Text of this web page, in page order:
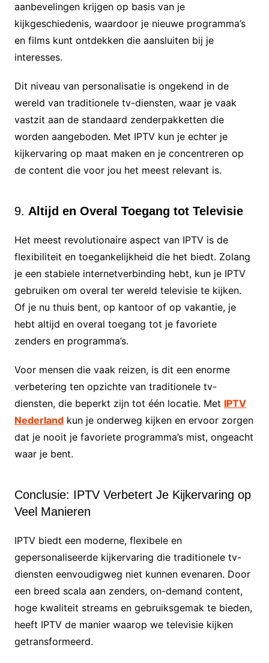
aanbevelingen krijgen op basis van je
kijkgeschiedenis, waardoor je nieuwe programma’s
en films kunt ontdekken die aansluiten bij je
interesses.
Dit niveau van personalisatie is ongekend in de
wereld van traditionele tv-diensten, waar je vaak
vastzit aan de standaard zenderpakketten die
worden aangeboden. Met IPTV kun je echter je
kijkervaring op maat maken en je concentreren op
de content die voor jou het meest relevant is.
9. Altijd en Overal Toegang tot Televisie
Het meest revolutionaire aspect van IPTV is de
flexibiliteit en toegankelijkheid die het biedt. Zolang
je een stabiele internetverbinding hebt, kun je IPTV
gebruiken om overal ter wereld televisie te kijken.
Of je nu thuis bent, op kantoor of op vakantie, je
hebt altijd en overal toegang tot je favoriete
zenders en programma’s.
Voor mensen die vaak reizen, is dit een enorme
verbetering ten opzichte van traditionele tv-
diensten, die beperkt zijn tot één locatie. Met IPTV
Nederlandkun je onderweg kijken en ervoor zorgen
dat je nooit je favoriete programma’s mist, ongeacht
waar je bent.
Conclusie: IPTV Verbetert Je Kijkervaring op
Veel Manieren
IPTV biedt een moderne, flexibele en
gepersonaliseerde kijkervaring die traditionele tv-
diensten eenvoudigweg niet kunnen evenaren. Door
een breed scala aan zenders, on-demand content,
hoge kwaliteit streams en gebruiksgemak te bieden,
heeft IPTV de manier waarop we televisie kijken
getransformeerd.